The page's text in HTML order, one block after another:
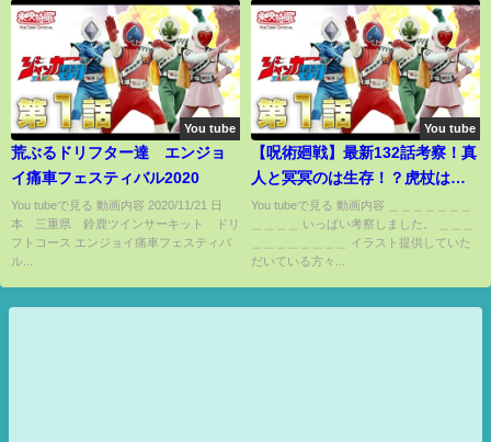
You tube
荒ぶるドリフター達 エンジョ
イ痛車フェスティバル2020
You tubeで見る 動画内容 2020/11/21 日
本 三重県 鈴鹿ツインサーキット ドリ
フトコース エンジョイ痛車フェスティバ
ル...
You tube
【呪術廻戦】最新132話考察！真
人と冥冥のは生存！？虎杖は〇
〇？【ネタバレ注意】
You tubeで見る 動画内容 ＿＿＿＿＿＿＿
＿＿＿＿ いっぱい考察しました。 ＿＿＿
＿＿＿＿＿＿＿＿ イラスト提供していた
だいている方々...